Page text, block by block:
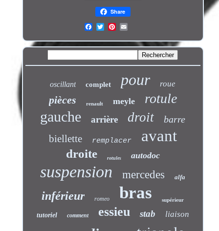
Share
oscillant complet pour roue
pièces renault meyle rotule
gauche arrière droit barre
biellette remplacer avant
droite rotules autodoc
suspension mercedes alfa
inférieur romeo bras supérieur
tutoriel comment essieu stab liaison